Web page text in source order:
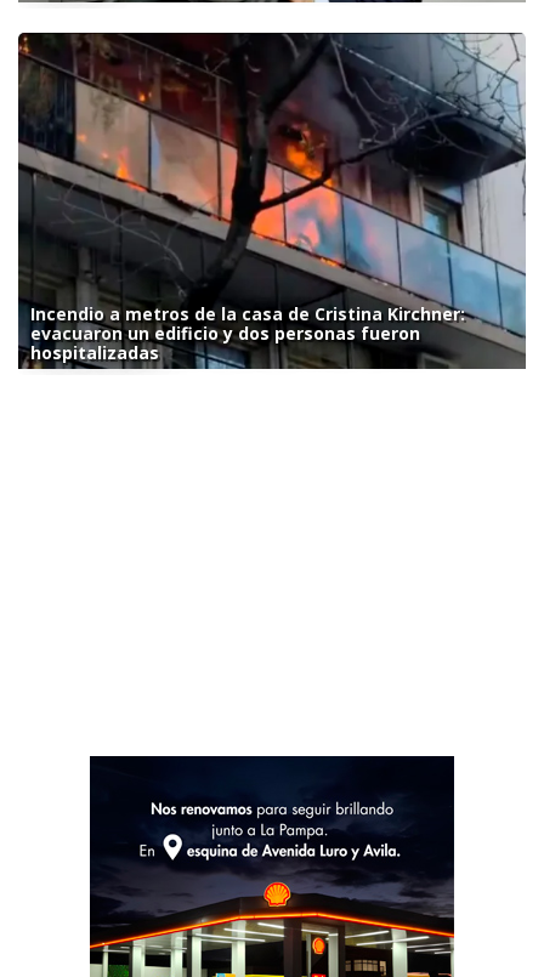
Incendio a metros de la casa de Cristina Kirchner:
evacuaron un edificio y dos personas fueron
hospitalizadas